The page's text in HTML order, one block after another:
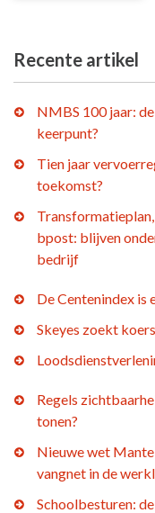
Recente artikel
NMBS 100 jaar:
keerpunt?
Tien jaar
toekomst?
bpost: blijven
bedrijf
De Centenindex is
Skeyes zoekt
Regels
tonen?
Nieuwe wet
vangnet in de
Schoolbesturen: